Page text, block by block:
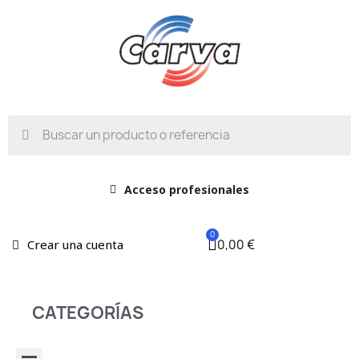
Acceso profesionales
Crear una cuenta 0,00 €
CATEGORÍAS